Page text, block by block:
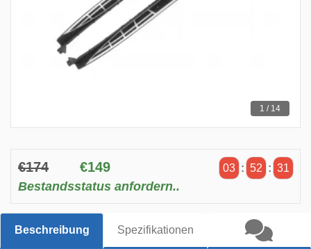
1 / 14
€174 €149 03 : 52 : 31
Bestandsstatus anfordern..
Beschreibung Spezifikationen